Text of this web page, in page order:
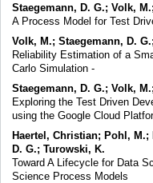
Staegemann, D. G.; Volk,
A Process Model for Test
Volk, M.; Staegemann, D.
Reliability Estimation of a
Carlo Simulation -
Staegemann, D. G.; Volk,
Exploring the Test Driven
using the Google Cloud
Haertel, Christian; Pohl,
D. G.; Turowski, K.
Toward A Lifecycle for Data
Science Process Models